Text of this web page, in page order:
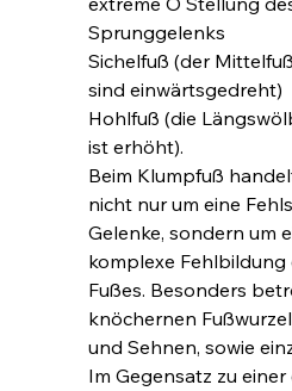
Sprunggelenks
Sichelfuß (der
sind einwärtsgedreht)
Hohlfuß (die
ist erhöht).
Beim Klumpfuß
nicht nur um eine
Gelenke, sondern um
komplexe Fehlbildung
Fußes. Besonders
knöchernen
und Sehnen, sowie
Im Gegensatz zu einer